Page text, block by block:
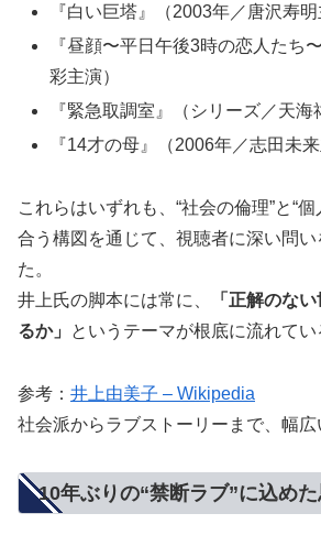
『白い巨塔』（2003年／唐沢寿明
『昼顔〜平日午後3時の恋人たち
彩主演）
『緊急取調室』（シリーズ／天海
『14才の母』（2006年／志田未来
これらはいずれも、“社会の倫理”と“
合う構図を通じて、視聴者に深い問
た。
井上氏の脚本には常に、
「正解のな
るか」
というテーマが根底に流れてい
参考： 井上由美子 – Wikipedia
社会派からラブストーリーまで、幅広
10年ぶりの“禁断ラブ”に込め